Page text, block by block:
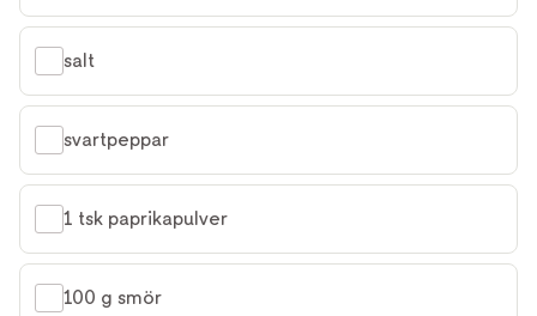
salt
svartpeppar
1 tsk paprikapulver
100 g smör